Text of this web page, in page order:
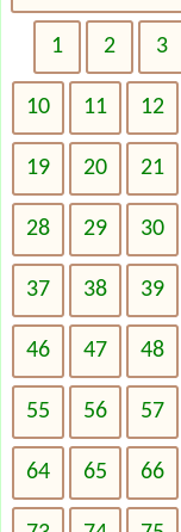
1 2 3
10 11 12
19 20 21
28 29 30
37 38 39
46 47 48
55 56 57
64 65 66